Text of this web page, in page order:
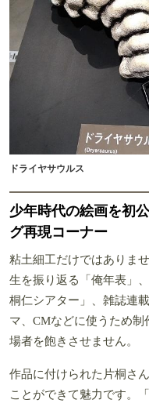
ドライヤサウルス
少年時代の絵画を初
グ再現コーナー
粘土細工だけではありま
生を振り返る「俺年表」
桐仁シアター」、雑誌連
マ、CMなどに使うため
場者を飽きさせません。
作品に付けられた片桐さ
ことができて魅力です。